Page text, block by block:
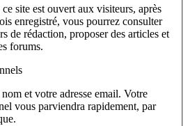
ouvert aux visiteurs, après
pourrez consulter
proposer des articles et
forums.
et votre adresse email. Votre
vous parviendra rapidement, par